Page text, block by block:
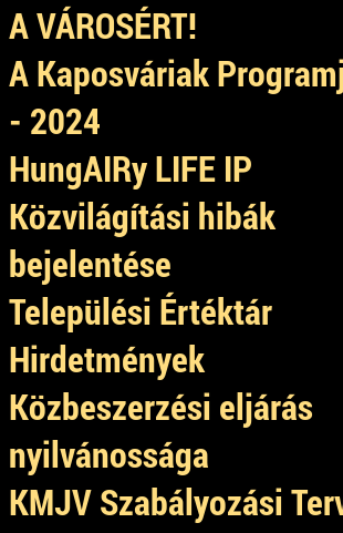
A VÁROSÉRT!
A Kaposváriak
- 2024
HungAIRy LIFE IP
Közvilágítási hibák
bejelentése
Települési Értéktár
Hirdetmények
Közbeszerzési eljárás
nyilvánossága
KMJV Szabályozási